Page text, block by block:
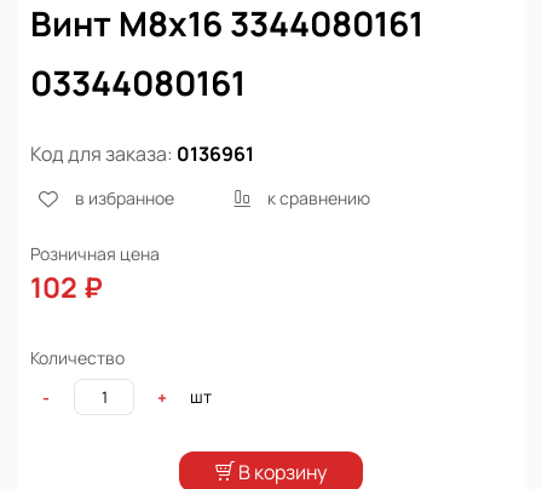
Винт М8х16 3344080161
03344080161
Код для заказа: 0136961
в избранное к сравнению
Розничная цена
102 ₽
Количество
-
+ шт
В корзину